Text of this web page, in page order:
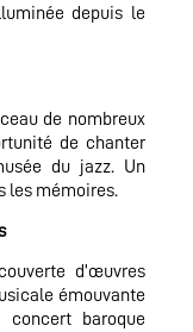
depuis le
de nombreux
de chanter
du jazz. Un
les mémoires.
d’œuvres
émouvante
baroque